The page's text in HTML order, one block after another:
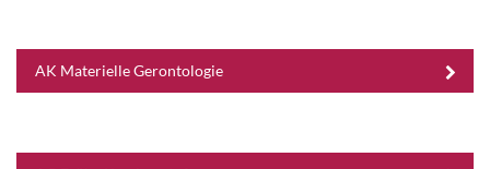
AK Materielle Gerontologie